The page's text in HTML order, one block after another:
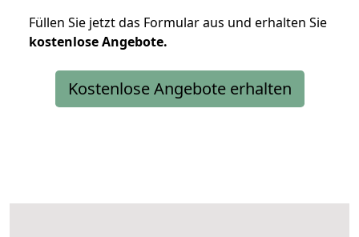
Füllen Sie jetzt das Formular aus und erhalten Sie
kostenloseAngebote.
Kostenlose Angebote erhalten